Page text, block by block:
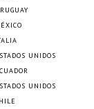
UNIDOS
UNIDOS